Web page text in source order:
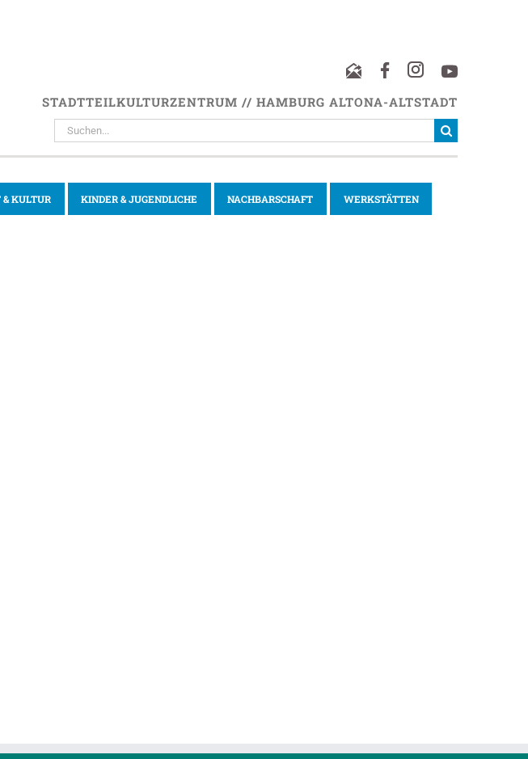
STADTTEILKULTURZENTRUM // HAMBURG ALTONA-ALTSTADT
SUCHE
NACH:
KULTUR KINDER & JUGENDLICHE NACHBARSCHAFT WERKSTÄTTEN